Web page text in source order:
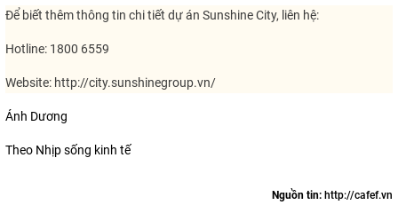
Để biết thêm thông tin chi tiết dự án Sunshine City, liên hệ:
Hotline: 1800 6559
Website: http://city.sunshinegroup.vn/
Ánh Dương
Theo Nhịp sống kinh tế
Nguồn tin: http://cafef.vn